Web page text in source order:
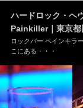
ハードロック・ヘ
Painkiller｜東京都
ロックバー ペインキラ
こにある・・・
HOME
MENU